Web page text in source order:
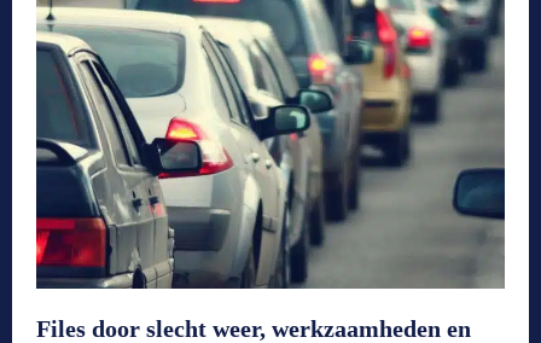
Files door slecht weer, werkzaamheden en